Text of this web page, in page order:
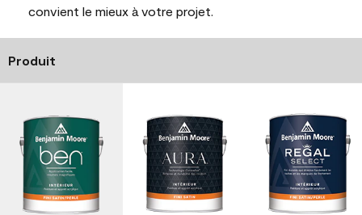
convient le mieux à votre projet.
Produit